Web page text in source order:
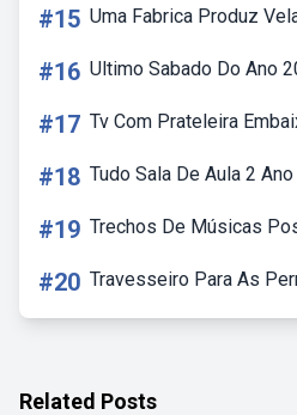
#15 Uma Fabrica Produz
#16 Ultimo Sabado Do Ano
#17 Tv Com Prateleira
#18 Tudo Sala De Aula 2 Ano
#19 Trechos De Músicas
#20 Travesseiro Para As
Related Posts